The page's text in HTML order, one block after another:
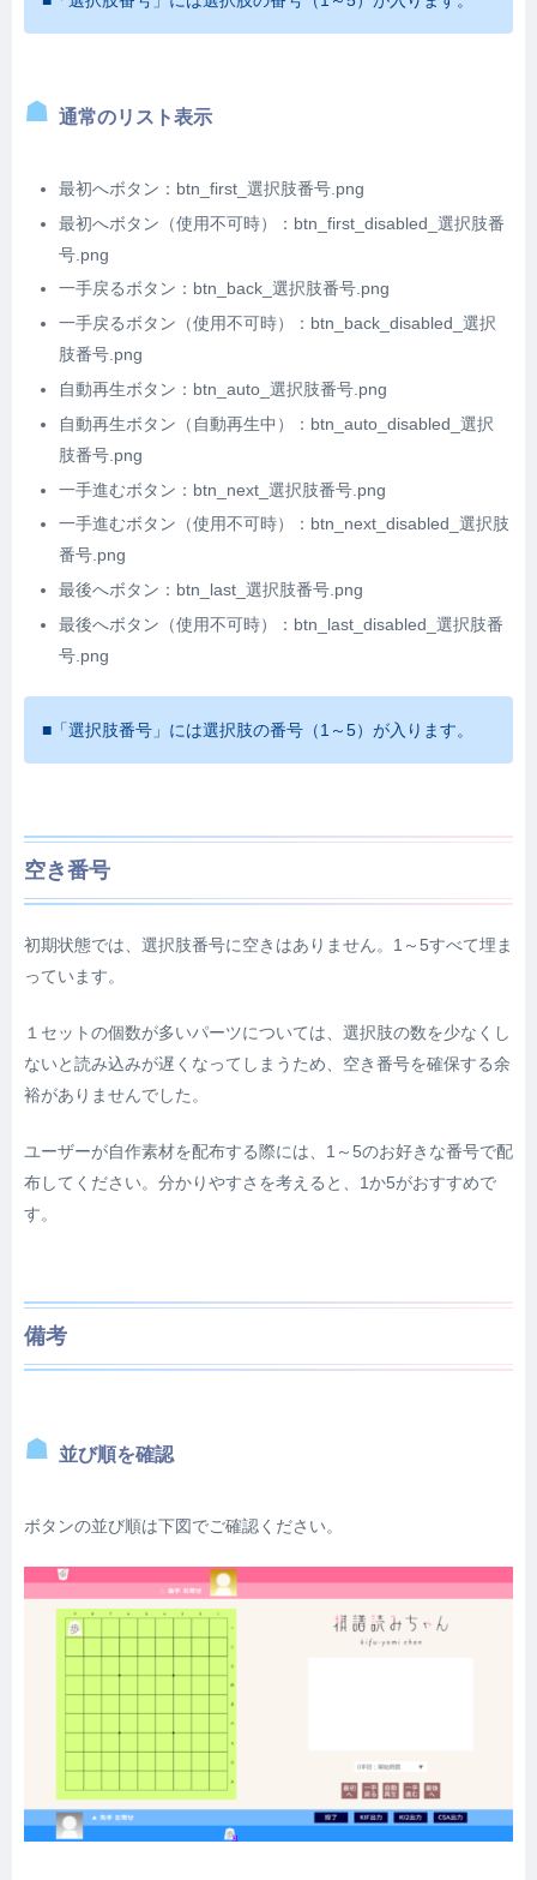
通常のリスト表示
最初へボタン：btn_first_選択肢番号.png
最初へボタン（使用不可時）：btn_first_disabled_選択肢番
号.png
一手戻るボタン：btn_back_選択肢番号.png
一手戻るボタン（使用不可時）：btn_back_disabled_選択
肢番号.png
自動再生ボタン：btn_auto_選択肢番号.png
自動再生ボタン（自動再生中）：btn_auto_disabled_選択
肢番号.png
一手進むボタン：btn_next_選択肢番号.png
一手進むボタン（使用不可時）：btn_next_disabled_選択肢
番号.png
最後へボタン：btn_last_選択肢番号.png
最後へボタン（使用不可時）：btn_last_disabled_選択肢番
号.png
■「選択肢番号」には選択肢の番号（1～5）が入ります。
空き番号
初期状態では、選択肢番号に空きはありません。1～5すべて埋ま
っています。
１セットの個数が多いパーツについては、選択肢の数を少なくし
ないと読み込みが遅くなってしまうため、空き番号を確保する余
裕がありませんでした。
ユーザーが自作素材を配布する際には、1～5のお好きな番号で配
布してください。分かりやすさを考えると、1か5がおすすめで
す。
備考
並び順を確認
ボタンの並び順は下図でご確認ください。